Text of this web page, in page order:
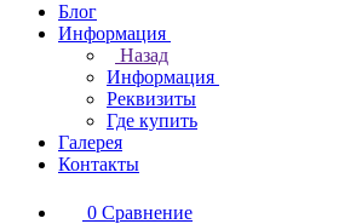
Блог
Информация
Назад
Информация
Реквизиты
Где купить
Галерея
Контакты
0 Сравнение